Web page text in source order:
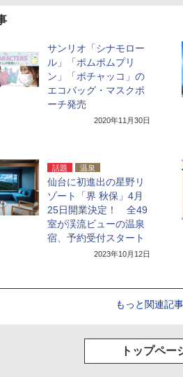
サンリオ「シナモロー
ル」「ポムポムプリ
ン」「ポチャッコ」の
エコバッグ・マスクポ
ーチ発売
2020年11月30日
話題 温泉
仙台に初進出の星野リ
ゾート「界 秋保」4月
25日開業決定！ 全49
室が渓流ビューの温泉
宿、予約受付スタート
2023年10月12日
もっと関連記
トップペー